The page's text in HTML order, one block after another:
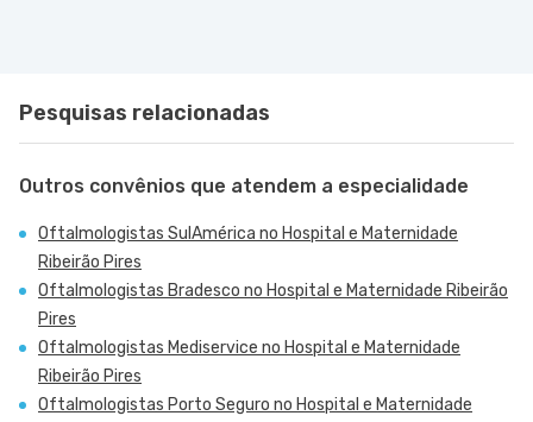
Pesquisas relacionadas
Outros convênios que atendem a especialidade
Oftalmologistas SulAmérica no Hospital e Maternidade
Ribeirão Pires
Oftalmologistas Bradesco no Hospital e Maternidade Ribeirão
Pires
Oftalmologistas Mediservice no Hospital e Maternidade
Ribeirão Pires
Oftalmologistas Porto Seguro no Hospital e Maternidade